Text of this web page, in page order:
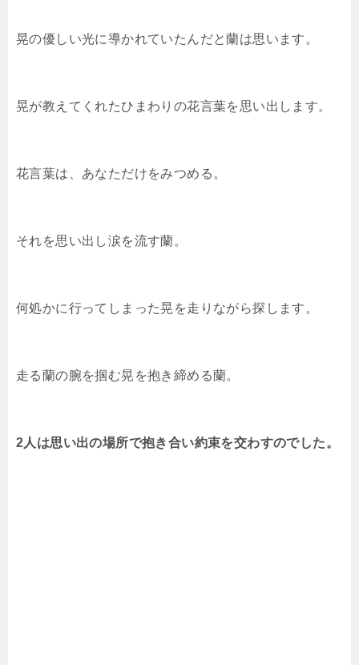
晃の優しい光に導かれていたんだと蘭は思います。
晃が教えてくれたひまわりの花言葉を思い出します。
花言葉は、あなただけをみつめる。
それを思い出し涙を流す蘭。
何処かに行ってしまった晃を走りながら探します。
走る蘭の腕を掴む晃を抱き締める蘭。
2人は思い出の場所で抱き合い約束を交わすのでした。